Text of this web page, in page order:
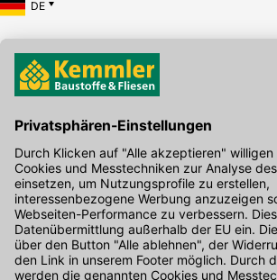
DE
Hier gibt's die kostenlose App
Kontakt
Unser Onlineshop Team ist montags bis
Uhr unter der Telefonnummer07071 / 151-151